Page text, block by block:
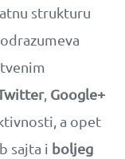
strukturu
, Google+
a opet
sajta i boljeg